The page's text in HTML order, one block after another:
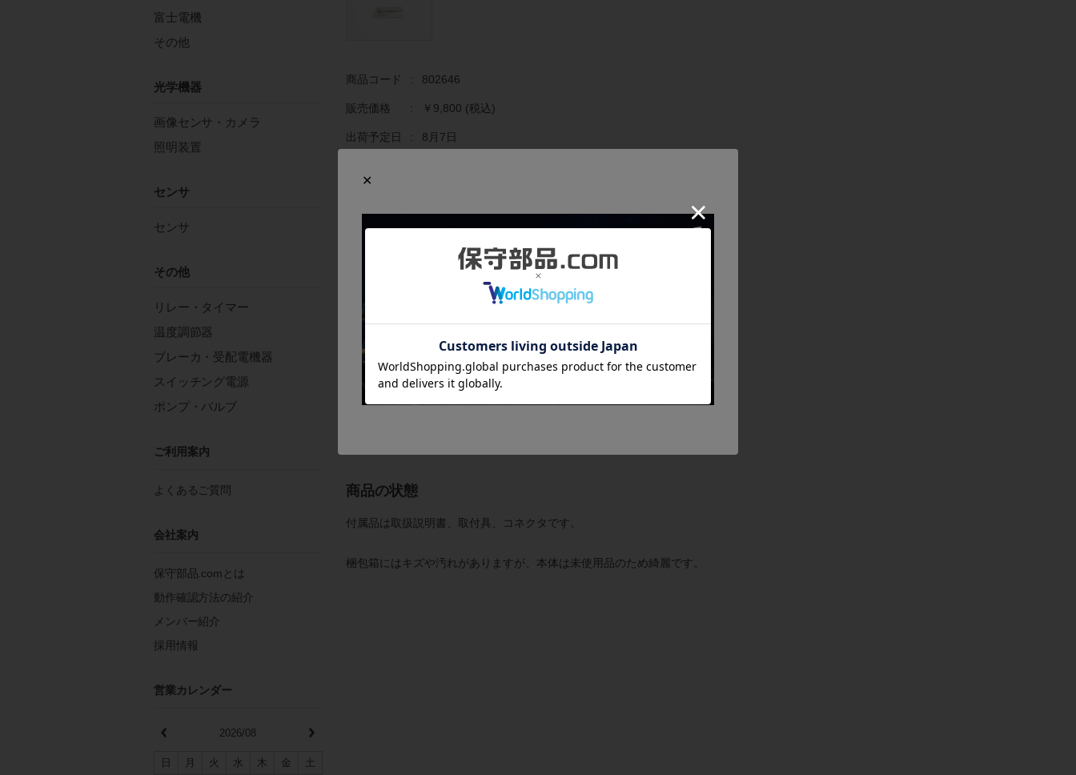
商品コード : 802646
販売価格 : ￥9,800 (税込)
出荷予定日 : 8月7日
商品の概要と仕様
種類：アンプユニット NPN
ヘッド組み合わせ：AP-41M、AP-41、AP-43、AP-44、AP-48
電源電圧：DC12-24V±10%、リップル (P-P) 10%以下
商品の状態
付属品は取扱説明書、取付具、コネクタです。
梱包箱にはキズや汚れがありますが、本体は未使用品のため綺麗です。
富士電機
その他
光学機器
画像センサ・カメラ
照明装置
センサ
センサ
その他
リレー・タイマー
温度調節器
ブレーカ・受配電機器
スイッチング電源
ポンプ・バルブ
ご利用案内
よくあるご質問
会社案内
保守部品.comとは
動作確認方法の紹介
メンバー紹介
採用情報
営業カレンダー
2026/08
日 月 火 水 木 金